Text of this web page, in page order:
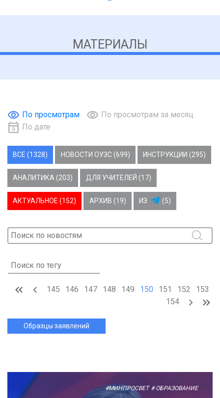
МАТЕРИАЛЫ
По просмотрам
По просмотрам за месяц
По дате
ВСЕ (1328) НОВОСТИ ОУЗС (699) ИНСТРУКЦИИ (295)
АНАЛИТИКА (203) ДЛЯ УЧИТЕЛЕЙ (17)
АКТУАЛЬНОЕ (152) АРХИВ (19) ИЗ (5)
145 146 147 148 149 150 151 152
153
154
Образцы заявлений
#МИНПРОСВЕТ # ОБРАЗОВАНИЕ